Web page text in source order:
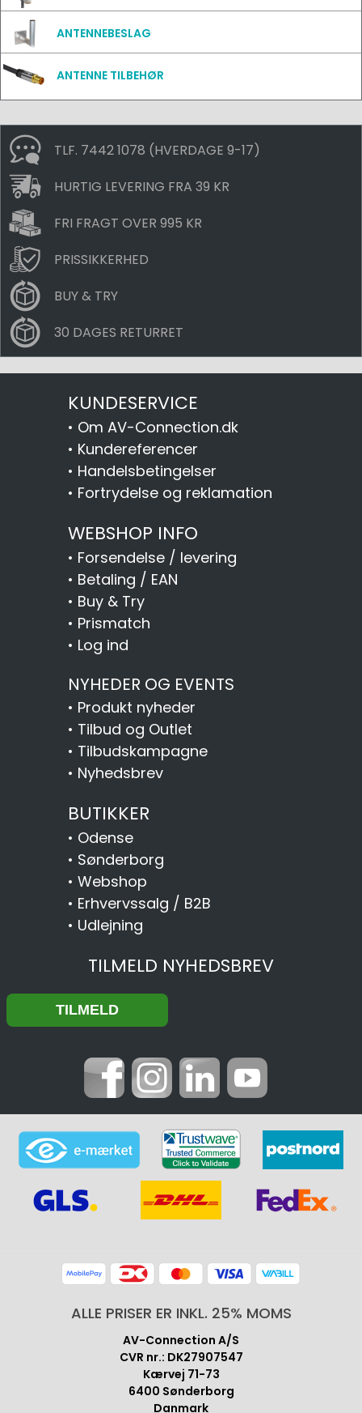
ANTENNEBESLAG
ANTENNE TILBEHØR
TLF. 7442 1078 (HVERDAGE 9-17)
HURTIG LEVERING FRA 39 KR
FRI FRAGT OVER 995 KR
PRISSIKKERHED
BUY & TRY
30 DAGES RETURRET
KUNDESERVICE
• Om AV-Connection.dk
• Kundereferencer
• Handelsbetingelser
• Fortrydelse og reklamation
WEBSHOP INFO
• Forsendelse / levering
• Betaling / EAN
• Buy & Try
• Prismatch
• Log ind
NYHEDER OG EVENTS
• Produkt nyheder
• Tilbud og Outlet
• Tilbudskampagne
• Nyhedsbrev
BUTIKKER
• Odense
• Sønderborg
• Webshop
• Erhvervssalg / B2B
• Udlejning
TILMELD NYHEDSBREV
ALLE PRISER ER INKL. 25% MOMS
AV-Connection A/S
CVR nr.: DK27907547
Kærvej 71-73
6400 Sønderborg
Danmark